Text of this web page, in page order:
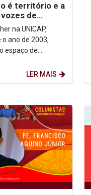
é território e a
de
da
na UNICAP,
ano de 2003,
espaço de
LER MAIS